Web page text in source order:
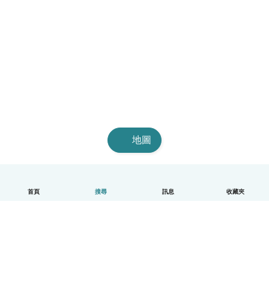
首頁 搜尋 訊息 收藏夾
地圖